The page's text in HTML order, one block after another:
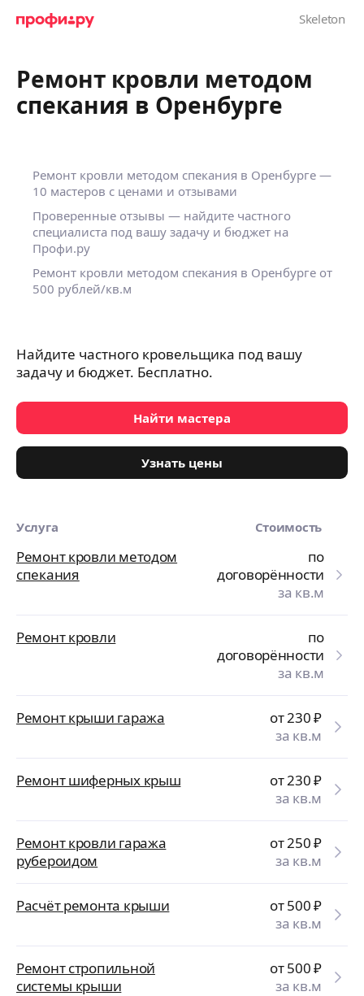
Ремонт кровли методом
спекания в Оренбурге
Ремонт кровли методом спекания в Оренбурге —
10 мастеров с ценами и отзывами
Проверенные отзывы — найдите частного
специалиста под вашу задачу и бюджет на
Профи.ру
Ремонт кровли методом спекания в Оренбурге от
500 рублей/кв.м
Найдите частного кровельщика под вашу
задачу и бюджет. Бесплатно.
Найти мастера
Узнать цены
Услуга Стоимость
Ремонт кровли методом
спекания
по
договорённости
за кв.м
Ремонт кровли
по
договорённости
за кв.м
Ремонт крыши гаража от 230₽
за кв.м
Ремонт шиферных крыш от 230₽
за кв.м
Ремонт кровли гаража
рубероидом
от 250₽
за кв.м
Расчёт ремонта крыши от 500₽
за кв.м
Ремонт стропильной
системы крыши
от 500₽
за кв.м